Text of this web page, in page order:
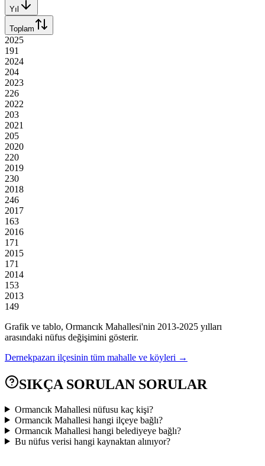
Yıl
Toplam
2025
191
2024
204
2023
226
2022
203
2021
205
2020
220
2019
230
2018
246
2017
163
2016
171
2015
171
2014
153
2013
149
Grafik ve tablo, Ormancık Mahallesi'nin 2013-2025 yılları
arasındaki nüfus değişimini gösterir.
Dernekpazarı ilçesinin tüm mahalle ve köyleri →
SIKÇA SORULAN SORULAR
Ormancık Mahallesi nüfusu kaç kişi?
Ormancık Mahallesi hangi ilçeye bağlı?
Ormancık Mahallesi hangi belediyeye bağlı?
Bu nüfus verisi hangi kaynaktan alınıyor?